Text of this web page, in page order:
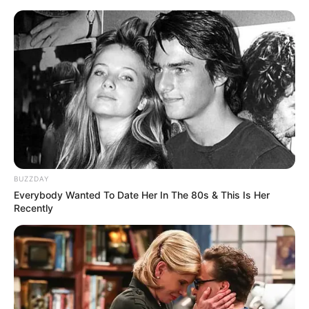
au
contenuLE MEILLEUR PRONOSTIC
La Base du QUINTÉ au Special Tocard du PMU
Menu
PRIX DES COREOPSIS PRONOSTIC QUINTE
BUZZDAY
Everybody Wanted To Date Her In The 80s & This Is Her
Recently